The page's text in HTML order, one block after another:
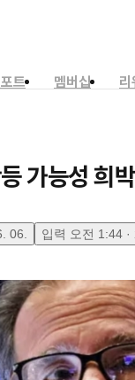
트 멤버십
리
가능성 희
06. 입력 오전 1:44 ·